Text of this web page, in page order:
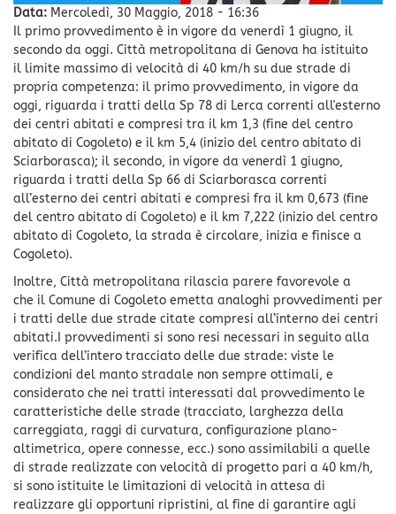
Data: Mercoledì, 30 Maggio, 2018 - 16:36
Il primo provvedimento è in vigore da venerdì 1 giugno, il
secondo da oggi. Città metropolitana di Genova ha istituito
il limite massimo di velocità di 40 km/h su due strade di
propria competenza: il primo provvedimento, in vigore da
oggi, riguarda i tratti della Sp 78 di Lerca correnti all'esterno
dei centri abitati e compresi tra il km 1,3 (fine del centro
abitato di Cogoleto) e il km 5,4 (inizio del centro abitato di
Sciarborasca); il secondo, in vigore da venerdì 1 giugno,
riguarda i tratti della Sp 66 di Sciarborasca correnti
all’esterno dei centri abitati e compresi fra il km 0,673 (fine
del centro abitato di Cogoleto) e il km 7,222 (inizio del centro
abitato di Cogoleto, la strada è circolare, inizia e finisce a
Cogoleto).
Inoltre, Città metropolitana rilascia parere favorevole a
che il Comune di Cogoleto emetta analoghi provvedimenti per
i tratti delle due strade citate compresi all’interno dei centri
abitati.I provvedimenti si sono resi necessari in seguito alla
verifica dell’intero tracciato delle due strade: viste le
condizioni del manto stradale non sempre ottimali, e
considerato che nei tratti interessati dal provvedimento le
caratteristiche delle strade (tracciato, larghezza della
carreggiata, raggi di curvatura, configurazione plano-
altimetrica, opere connesse, ecc.) sono assimilabili a quelle
di strade realizzate con velocità di progetto pari a 40 km/h,
si sono istituite le limitazioni di velocità in attesa di
realizzare gli opportuni ripristini, al fine di garantire agli